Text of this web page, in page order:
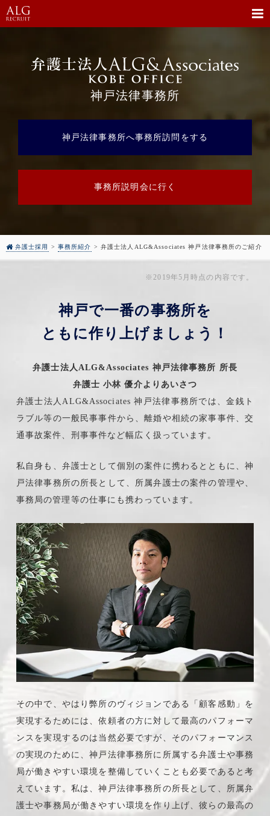
神戸法律事務所
神戸法律事務所へ事務所訪問をする
事務所説明会に行く
弁護士採用 > 事務所紹介 > 弁護士法人ALG&Associates 神戸法律事務所のご紹介
※2019年5月時点の内容です。
神戸で一番の事務所を
ともに作り上げましょう！
弁護士法人ALG&Associates 神戸法律事務所 所長
弁護士 小林 優介よりあいさつ
弁護士法人ALG&Associates 神戸法律事務所では、金銭ト
ラブル等の一般民事事件から、離婚や相続の家事事件、交
通事故案件、刑事事件など幅広く扱っています。
私自身も、弁護士として個別の案件に携わるとともに、神
戸法律事務所の所長として、所属弁護士の案件の管理や、
事務局の管理等の仕事にも携わっています。
その中で、やはり弊所のヴィジョンである「顧客感動」を
実現するためには、依頼者の方に対して最高のパフォーマ
ンスを実現するのは当然必要ですが、そのパフォーマンス
の実現のために、神戸法律事務所に所属する弁護士や事務
局が働きやすい環境を整備していくことも必要であると考
えています。私は、神戸法律事務所の所長として、所属弁
護士や事務局が働きやすい環境を作り上げ、彼らの最高の